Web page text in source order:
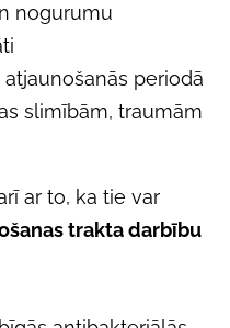
nogurumu
periodā
slimībām, traumām
ar to, ka tie var
trakta darbību